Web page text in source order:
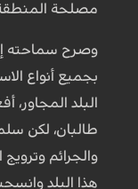
مصلحة
وصرح سماحته
بجميع أنواع
البلد
والجرائم
هذا البلد